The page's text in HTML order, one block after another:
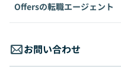
Offersの転職エージェント
お問い合わせ